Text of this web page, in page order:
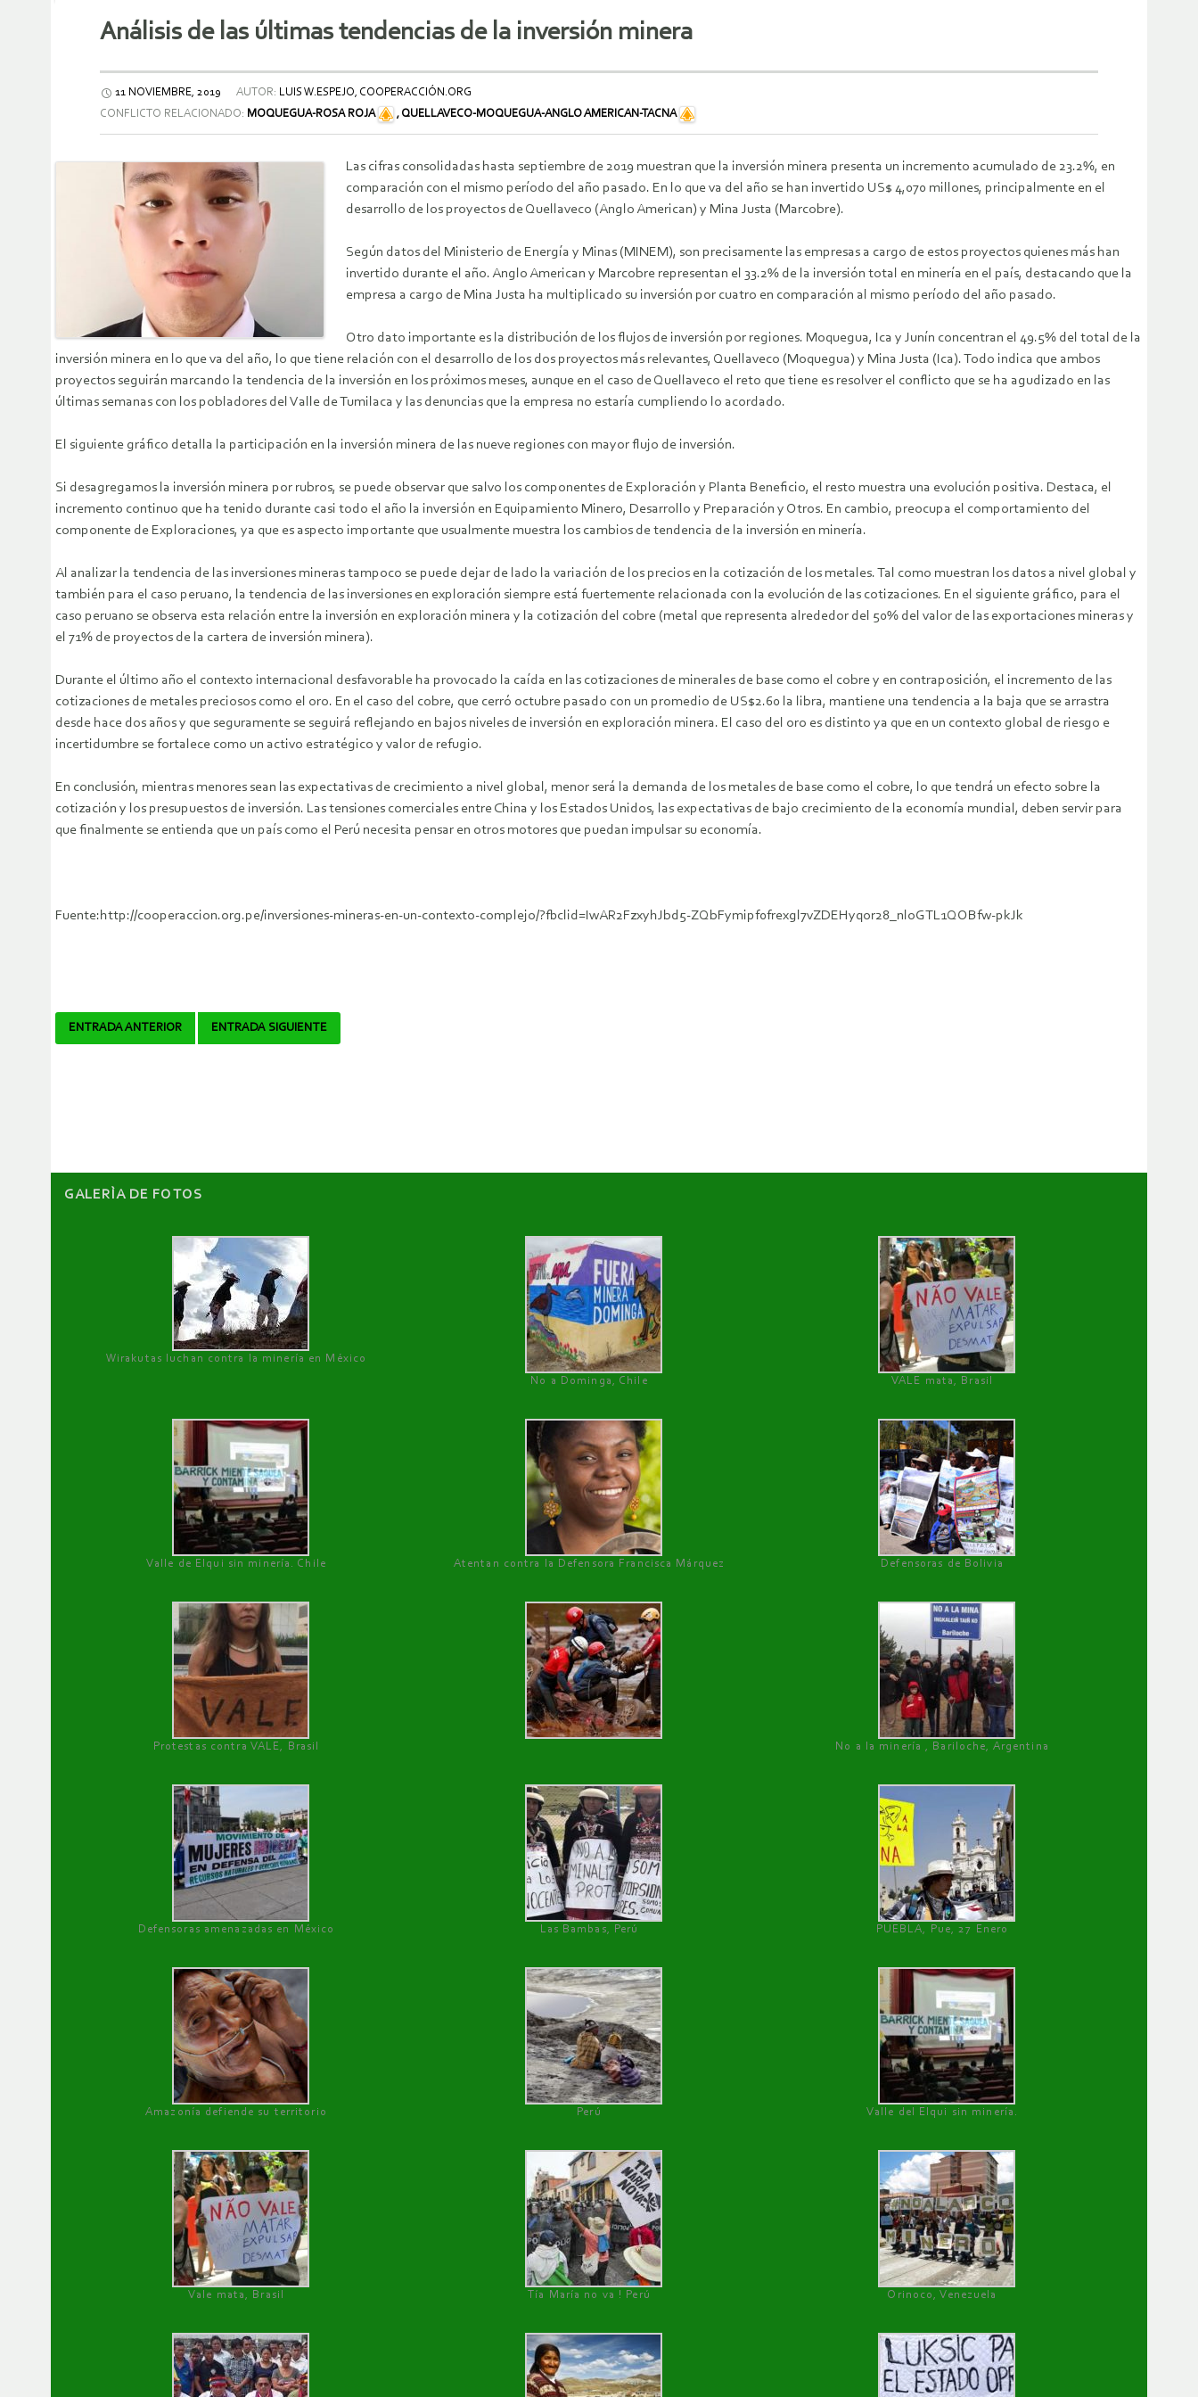
Análisis de las últimas tendencias de la inversión minera
11 NOVIEMBRE, 2019 AUTOR: LUIS W.ESPEJO, COOPERACCIÓN.ORG
CONFLICTO RELACIONADO: MOQUEGUA-ROSA ROJA , QUELLAVECO-MOQUEGUA-ANGLO AMERICAN-TACNA
Las cifras consolidadas hasta septiembre de 2019 muestran que la inversión minera presenta un incremento acumulado de 23.2%, en
comparación con el mismo período del año pasado. En lo que va del año se han invertido US$ 4,070 millones, principalmente en el
desarrollo de los proyectos de Quellaveco (Anglo American) y Mina Justa (Marcobre).
Según datos del Ministerio de Energía y Minas (MINEM), son precisamente las empresas a cargo de estos proyectos quienes más han
invertido durante el año. Anglo American y Marcobre representan el 33.2% de la inversión total en minería en el país, destacando que la
empresa a cargo de Mina Justa ha multiplicado su inversión por cuatro en comparación al mismo período del año pasado.
Otro dato importante es la distribución de los flujos de inversión por regiones. Moquegua, Ica y Junín concentran el 49.5% del total de la
inversión minera en lo que va del año, lo que tiene relación con el desarrollo de los dos proyectos más relevantes, Quellaveco (Moquegua) y Mina Justa (Ica). Todo indica que ambos
proyectos seguirán marcando la tendencia de la inversión en los próximos meses, aunque en el caso de Quellaveco el reto que tiene es resolver el conflicto que se ha agudizado en las
últimas semanas con los pobladores del Valle de Tumilaca y las denuncias que la empresa no estaría cumpliendo lo acordado.
El siguiente gráfico detalla la participación en la inversión minera de las nueve regiones con mayor flujo de inversión.
Si desagregamos la inversión minera por rubros, se puede observar que salvo los componentes de Exploración y Planta Beneficio, el resto muestra una evolución positiva. Destaca, el
incremento continuo que ha tenido durante casi todo el año la inversión en Equipamiento Minero, Desarrollo y Preparación y Otros. En cambio, preocupa el comportamiento del
componente de Exploraciones, ya que es aspecto importante que usualmente muestra los cambios de tendencia de la inversión en minería.
Al analizar la tendencia de las inversiones mineras tampoco se puede dejar de lado la variación de los precios en la cotización de los metales. Tal como muestran los datos a nivel global y
también para el caso peruano, la tendencia de las inversiones en exploración siempre está fuertemente relacionada con la evolución de las cotizaciones. En el siguiente gráfico, para el
caso peruano se observa esta relación entre la inversión en exploración minera y la cotización del cobre (metal que representa alrededor del 50% del valor de las exportaciones mineras y
el 71% de proyectos de la cartera de inversión minera).
Durante el último año el contexto internacional desfavorable ha provocado la caída en las cotizaciones de minerales de base como el cobre y en contraposición, el incremento de las
cotizaciones de metales preciosos como el oro. En el caso del cobre, que cerró octubre pasado con un promedio de US$2.60 la libra, mantiene una tendencia a la baja que se arrastra
desde hace dos años y que seguramente se seguirá reflejando en bajos niveles de inversión en exploración minera. El caso del oro es distinto ya que en un contexto global de riesgo e
incertidumbre se fortalece como un activo estratégico y valor de refugio.
En conclusión, mientras menores sean las expectativas de crecimiento a nivel global, menor será la demanda de los metales de base como el cobre, lo que tendrá un efecto sobre la
cotización y los presupuestos de inversión. Las tensiones comerciales entre China y los Estados Unidos, las expectativas de bajo crecimiento de la economía mundial, deben servir para
que finalmente se entienda que un país como el Perú necesita pensar en otros motores que puedan impulsar su economía.
Fuente:http://cooperaccion.org.pe/inversiones-mineras-en-un-contexto-complejo/?fbclid=IwAR2FzxyhJbd5-ZQbFymipf0frexgl7vZDEHyqor28_nloGTL1QOBfw-pkJk
Navegador
ENTRADA ANTERIOR ENTRADA SIGUIENTE
GALERÌA DE FOTOS
Wirakutas luchan contra la minería en México
No a Dominga, Chile
VALE mata, Brasil
Valle de Elqui sin minería. Chile Atentan contra la Defensora Francisca Márquez Defensoras de Bolivia
Protestas contra VALE, Brasil No a la minería , Bariloche, Argentina
Defensoras amenazadas en México Las Bambas, Perú PUEBLA, Pue, 27 Enero
Amazonía defiende su territorio Perú Valle del Elqui sin minería.
Vale mata, Brasil Tía María no va ! Perú Orinoco, Venezuela